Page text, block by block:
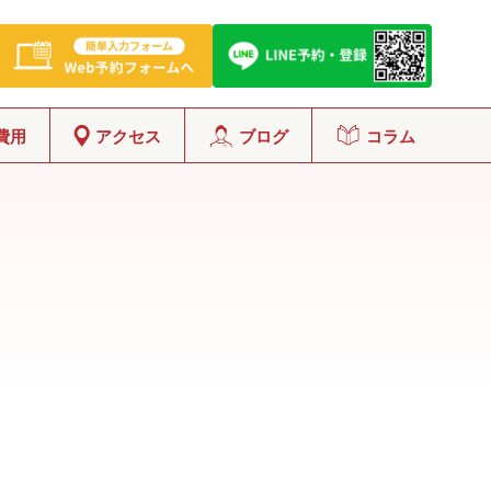
用 アクセス ブログ コラム